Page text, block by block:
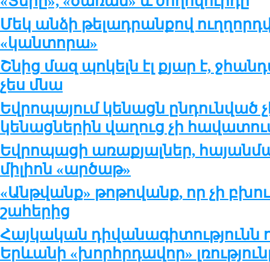
Մեկ անձի թելադրանքով
«կանտորա»
Շնից մազ պոկելն էլ քյար է,
չես մնա
Եվրոպայում կենացն ընդունված
կենացներին վաղուց չի
Եվրոպացի առաքյալներ,
միլիոն «արծաթ»
«Անթվանք» թոթովանք, որ չի
շահերից
Հայկական
Երևանի «խորհրդավոր»